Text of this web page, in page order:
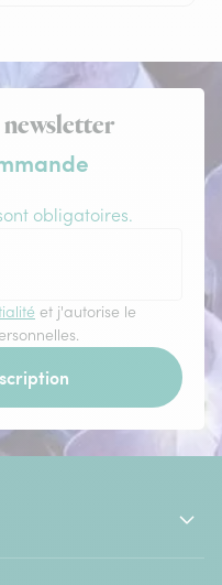
obligatoires.
et j'autorise le